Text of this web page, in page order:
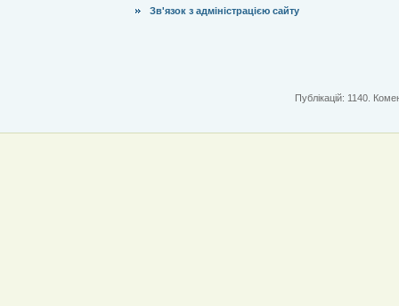
Зв'язок з адміністрацією сайту
Публікацій: 1140.